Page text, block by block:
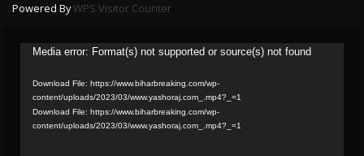
Powered ByWPS Visitor Counter
Video
Media error: Format(s) not supported or source(s) not found
Download File: https://www.biharbreaking.com/wp-
content/uploads/2023/03/www.yashoraj.com_.mp4?_=1
Download File: https://www.biharbreaking.com/wp-
content/uploads/2023/03/www.yashoraj.com_.mp4?_=1